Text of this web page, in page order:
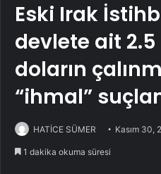
Eski Irak
devlete ait
doların
“ihmal”
HATİCE SÜMER Kasım 30,
1 dakika okuma süresi